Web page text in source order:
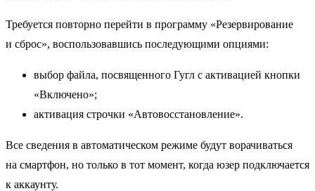
Требуется повторно перейти в программу «Резервирование
и сброс», воспользовавшись последующими опциями:
выбор файла, посвященного Гугл с активацией кнопки
«Включено»;
активация строчки «Автовосстановление».
Все сведения в автоматическом режиме будут ворачиваться
на смартфон, но только в тот момент, когда юзер подключается
к аккаунту.